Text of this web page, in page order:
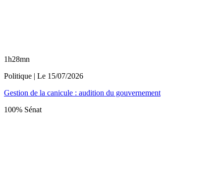
1h28mn
Politique | Le 15/07/2026
Gestion de la canicule : audition du gouvernement
100% Sénat